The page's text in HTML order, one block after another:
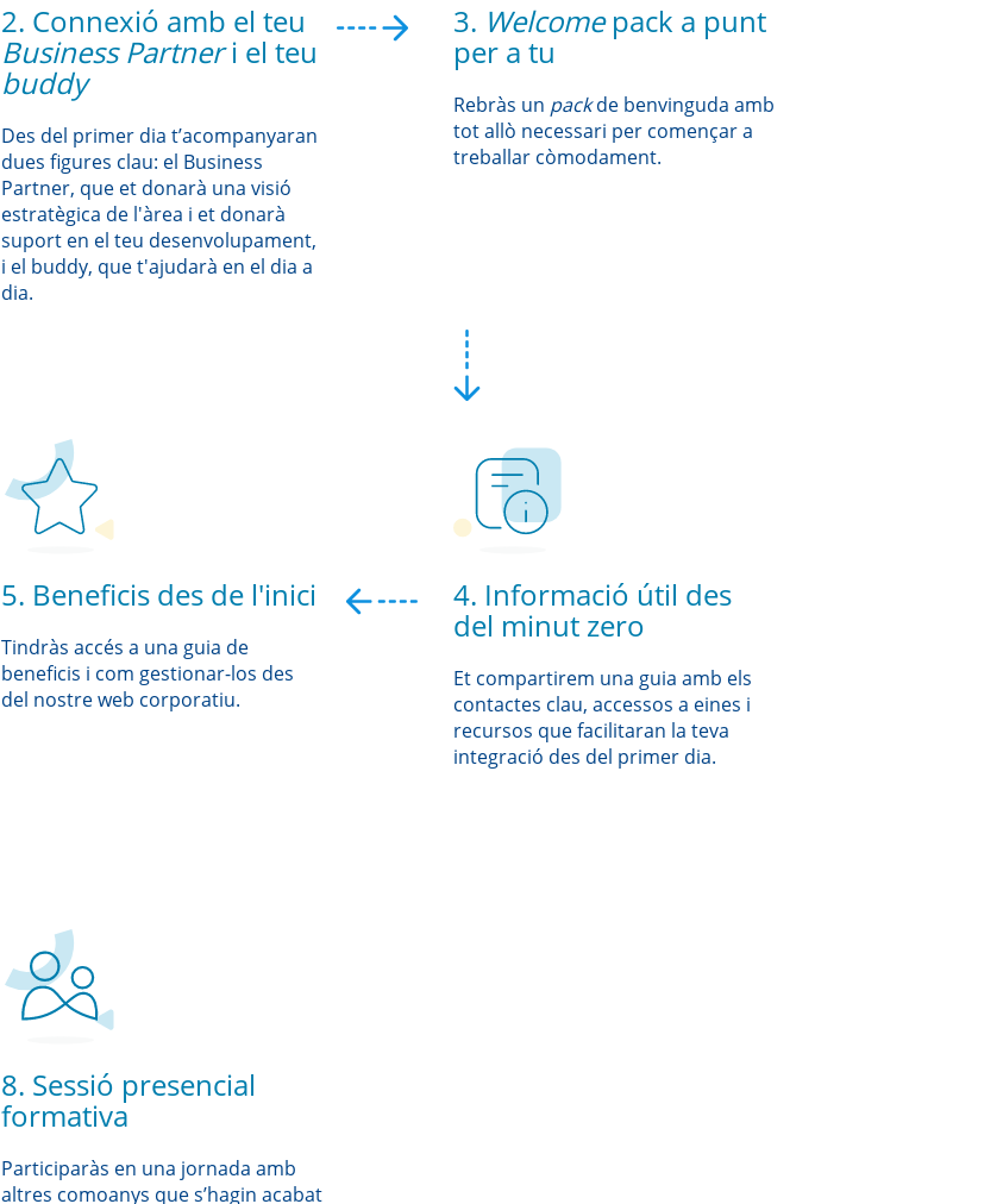
2. Connexió amb el teu
Business Partneri el teu
buddy
Des del primer dia t’acompanyaran
dues figures clau: el Business
Partner, que et donarà una visió
estratègica de l'àrea i et donarà
suport en el teu desenvolupament,
i el buddy, que t'ajudarà en el dia a
dia.
3. Welcomepack a punt
per a tu
Rebràs un packde benvinguda amb
tot allò necessari per començar a
treballar còmodament.
5. Beneficis des de l'inici
Tindràs accés a una guia de
beneficis i com gestionar-los des
del nostre web corporatiu.
4. Informació útil des
del minut zero
Et compartirem una guia amb els
contactes clau, accessos a eines i
recursos que facilitaran la teva
integració des del primer dia.
8. Sessió presencial
formativa
Participaràs en una jornada amb
altres comoanys que s’hagin acabat